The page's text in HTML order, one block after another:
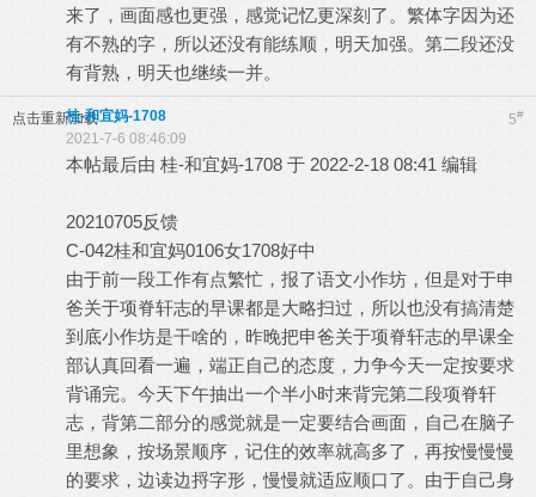
来了，画面感也更强，感觉记忆更深刻了。繁体字因为还
有不熟的字，所以还没有能练顺，明天加强。第二段还没
有背熟，明天也继续一并。
点击重新加载 5#
桂-和宜妈-1708
2021-7-6 08:46:09
本帖最后由 桂-和宜妈-1708 于 2022-2-18 08:41 编辑
20210705反馈
C-042桂和宜妈0106女1708好中
由于前一段工作有点繁忙，报了语文小作坊，但是对于申
爸关于项脊轩志的早课都是大略扫过，所以也没有搞清楚
到底小作坊是干啥的，昨晚把申爸关于项脊轩志的早课全
部认真回看一遍，端正自己的态度，力争今天一定按要求
背诵完。今天下午抽出一个半小时来背完第二段项脊轩
志，背第二部分的感觉就是一定要结合画面，自己在脑子
里想象，按场景顺序，记住的效率就高多了，再按慢慢慢
的要求，边读边捋字形，慢慢就适应顺口了。由于自己身